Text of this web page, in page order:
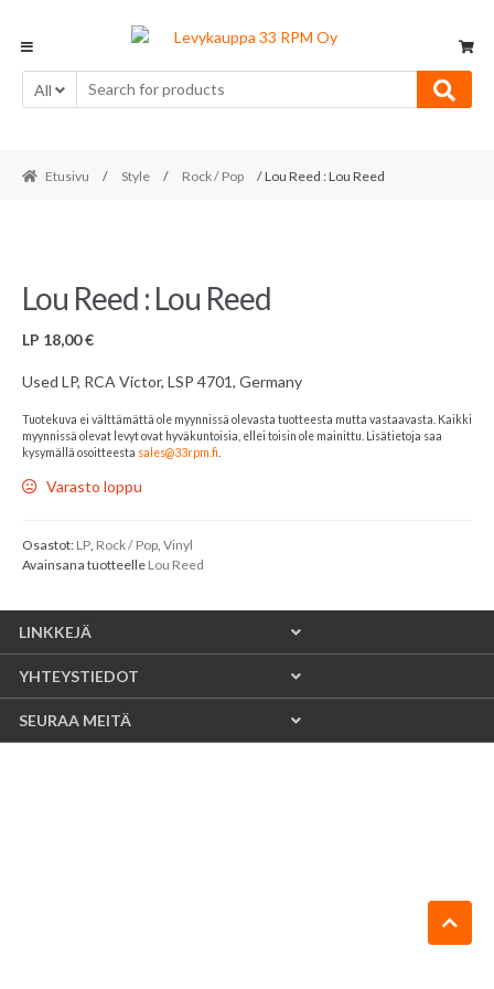
navigation
content
All
Etusivu / Style / Rock / Pop / Lou Reed : Lou Reed
Lou Reed : Lou Reed
LP 18,00€
Used LP, RCA Victor, LSP 4701, Germany
Tuotekuva ei välttämättä ole myynnissä olevasta tuotteesta mutta vastaavasta. Kaikki
myynnissä olevat levyt ovat hyväkuntoisia, ellei toisin ole mainittu. Lisätietoja saa
kysymällä osoitteesta sales@33rpm.fi
Varasto loppu
Osastot: LP, Rock / Pop, Vinyl
Avainsana tuotteelle Lou Reed
LINKKEJÄ
YHTEYSTIEDOT
SEURAA MEITÄ